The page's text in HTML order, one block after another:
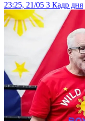
23:25, 21/05 3 Кадр дня